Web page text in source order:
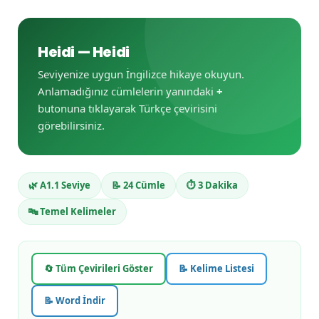
Heidi — Heidi
Seviyenize uygun İngilizce hikaye okuyun.
Anlamadığınız cümlelerin yanındaki +
butonuna tıklayarak Türkçe çevirisini
görebilirsiniz.
🌿 A1.1 Seviye 📝 24 Cümle ⏱️ 3 Dakika
🔤 Temel Kelimeler
🔄 Tüm Çevirileri Göster 📝 Kelime Listesi
📝 Word İndir